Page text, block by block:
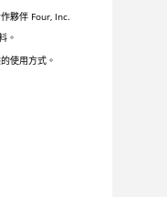
夥伴 Four, Inc.
。
使用方式。